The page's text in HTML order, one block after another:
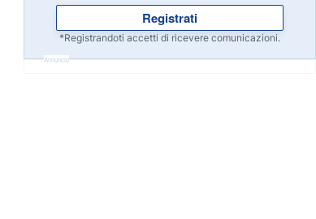
Inizia
Registrati
*Registrandoti accetti di ricevere comunicazioni.
Annuncio